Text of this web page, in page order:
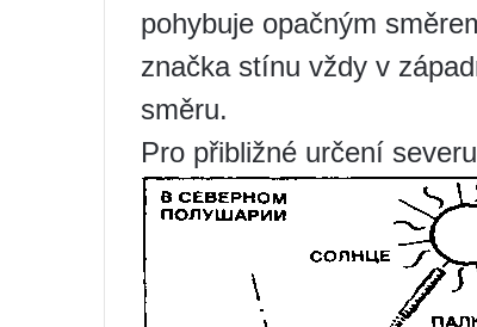
pohybuje opačným
značka stínu vždy v
směru.
Pro přibližné určení